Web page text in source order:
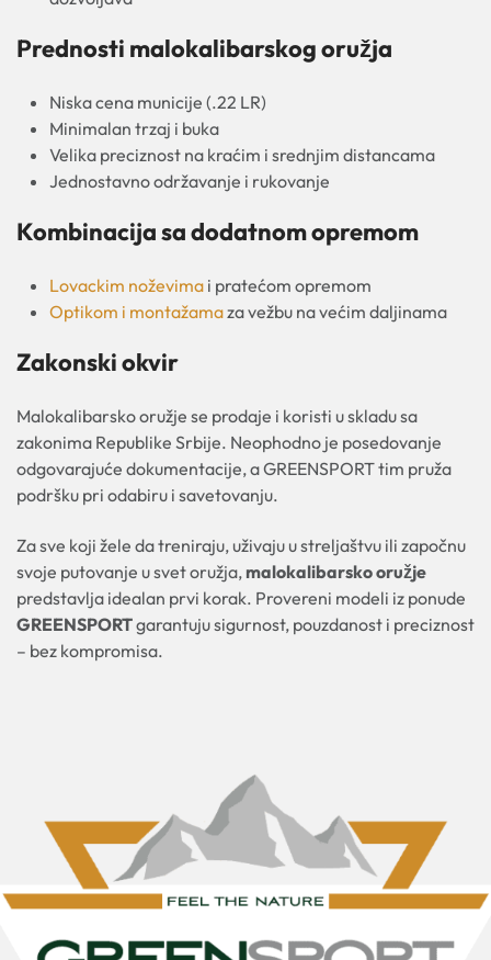
Prednosti malokalibarskog oružja
Niska cena municije (.22 LR)
Minimalan trzaj i buka
Velika preciznost na kraćim i srednjim distancama
Jednostavno održavanje i rukovanje
Kombinacija sa dodatnom opremom
Lovackim noževima i pratećom opremom
Optikom i montažamaza vežbu na većim daljinama
Zakonski okvir
Malokalibarsko oružje se prodaje i koristi u skladu sa
zakonima Republike Srbije. Neophodno je posedovanje
odgovarajuće dokumentacije, a GREENSPORT tim pruža
podršku pri odabiru i savetovanju.
Za sve koji žele da treniraju, uživaju u streljaštvu ili započnu
svoje putovanje u svet oružja, malokalibarsko oružje
predstavlja idealan prvi korak. Provereni modeli iz ponude
GREENSPORTgarantuju sigurnost, pouzdanost i preciznost
– bez kompromisa.